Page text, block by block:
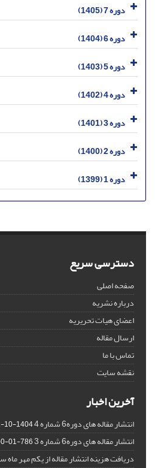
دوره 7 (1405)
دوره 6 (1404)
دوره 5 (1403)
دوره 4 (1402)
دوره 3 (1401)
دوره 2 (1400)
دوره 1 (1399)
دسترسی سریع
صفحه اصلی
درباره نشریه
اعضای هیات تحریریه
ارسال مقاله
تماس با ما
نقشه سایت
آخرین اخبار
انتشار مقاله های دوره6 شماره 4 1404-10-01
انتشار مقاله های دوره6 شماره 3 786-01-0-992
دریافت هزینه انتشار مقاله از یکم مهر ماه سال